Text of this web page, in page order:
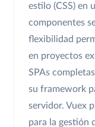
estilo (CSS) en
componentes
flexibilidad
en proyectos
SPAs
su framework
servidor. Vuex
para la gestión